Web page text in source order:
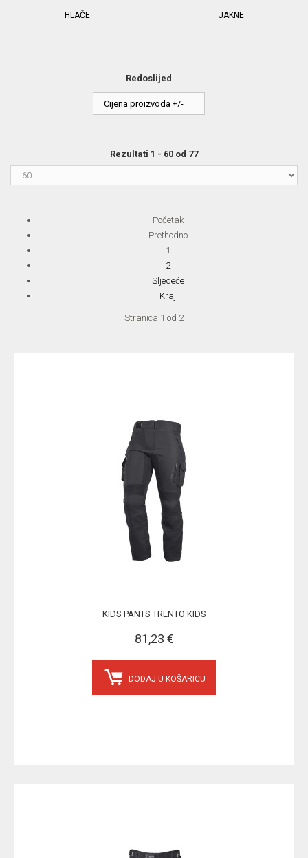
HLAČE JAKNE
Redoslijed
Cijena proizvoda +/-
Rezultati 1 - 60 od 77
Početak
Prethodno
1
2
Sljedeće
Kraj
Stranica 1 od 2
KIDS PANTS TRENTO KIDS
81,23 €
DODAJ U KOŠARICU